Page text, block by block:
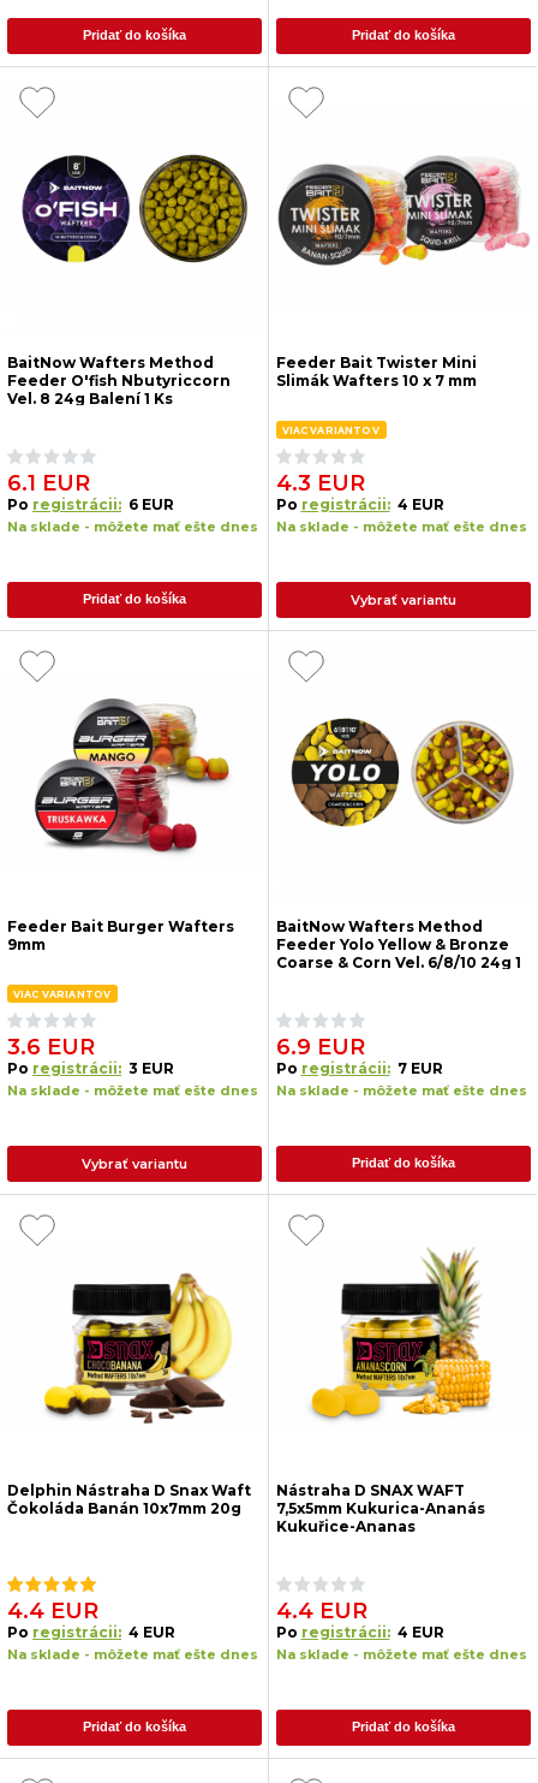
Pridať do košíka Pridať do košíka
BaitNow Wafters Method
Feeder O'fish Nbutyriccorn
Vel. 8 24g Balení 1 Ks
6.1 EUR
Po registrácii: 6 EUR
Na sklade - môžete mať ešte dnes
Pridať do košíka
Feeder Bait Twister Mini
Slimák Wafters 10 x 7 mm
VIAC VARIANTOV
4.3 EUR
Po registrácii: 4 EUR
Na sklade - môžete mať ešte dnes
Vybrať variantu
Feeder Bait Burger Wafters
9mm
VIAC VARIANTOV
3.6 EUR
Po registrácii: 3 EUR
Na sklade - môžete mať ešte dnes
Vybrať variantu
BaitNow Wafters Method
Feeder Yolo Yellow & Bronze
Coarse & Corn Vel. 6/8/10 24g 1
6.9 EUR
Po registrácii: 7 EUR
Na sklade - môžete mať ešte dnes
Pridať do košíka
Delphin Nástraha D Snax Waft
Čokoláda Banán 10x7mm 20g
4.4 EUR
Po registrácii: 4 EUR
Na sklade - môžete mať ešte dnes
Pridať do košíka
Nástraha D SNAX WAFT
7,5x5mm Kukurica-Ananás
Kukuřice-Ananas
4.4 EUR
Po registrácii: 4 EUR
Na sklade - môžete mať ešte dnes
Pridať do košíka